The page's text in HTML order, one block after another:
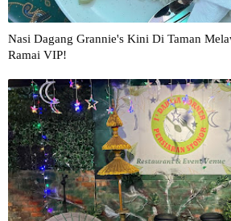
Nasi Dagang Grannie's Kini Di Taman
Ramai VIP!